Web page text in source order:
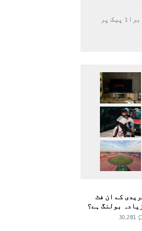
کوہ پیما براڈ پیک پر
کے ان فٹ
بولنگ ہے؟
30,281